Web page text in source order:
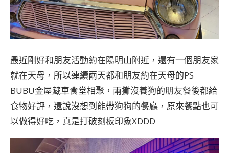
最近剛好和朋友活動約在陽明山附近，還有一個朋友家
就在天母，所以連續兩天都和朋友約在天母的PS
BUBU金屋藏車食堂相聚，兩攤沒養狗的朋友餐後都給
食物好評，還說沒想到能帶狗狗的餐廳，原來餐點也可
以做得好吃，真是打破刻板印象XDDD